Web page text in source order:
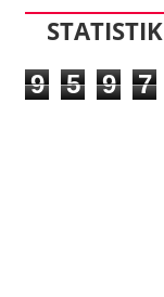
STATISTIK
9 5 9 7